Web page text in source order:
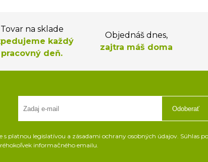
Tovar na sklade
každý
pracovný deň.
Objednáš dnes,
zajtra máš doma
Odoberať
platnou legislatívou a zásadami ochrany osobných údajov. Súhlas
informačného emailu.